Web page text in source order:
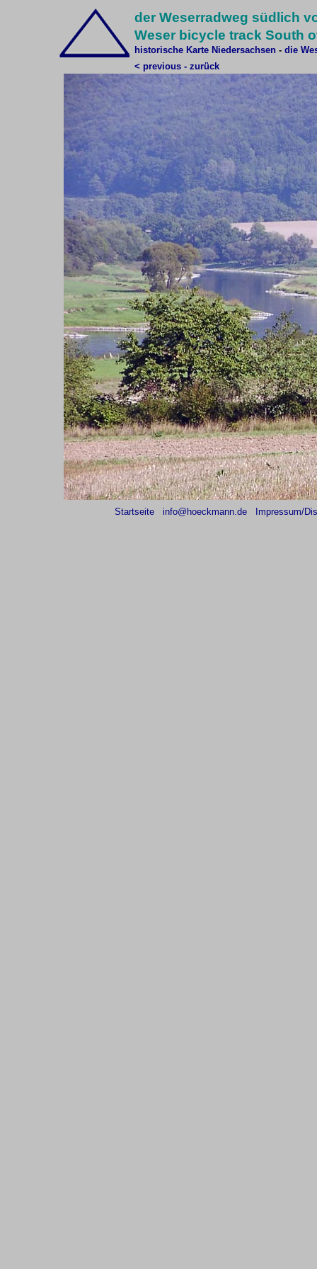
der Weserradweg südlich
Weser bicycle track South
historische Karte Niedersachsen- die
< previous - zurück
Startseite info@hoeckmann.de Impressum/